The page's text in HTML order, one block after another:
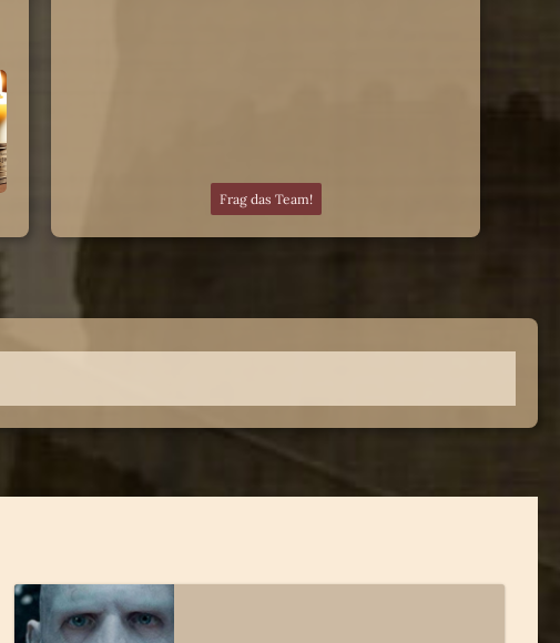
Frag das Team!